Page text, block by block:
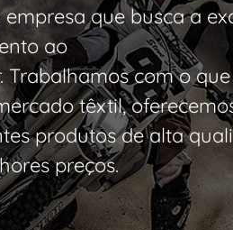
que busca a
ao
Trabalhamos com o
têxtil,
produtos de alta
preços.